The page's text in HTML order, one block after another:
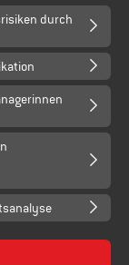
durch